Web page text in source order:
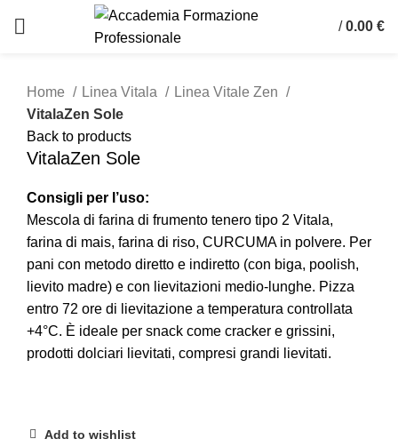
/ 0.00 €
Home
Linea Vitala
Linea Vitale Zen
VitalaZen Sole
Back to products
VitalaZen Sole
Consigli per l’uso:
Mescola di farina di frumento tenero tipo 2 Vitala,
farina di mais, farina di riso, CURCUMA in polvere. Per
pani con metodo diretto e indiretto (con biga, poolish,
lievito madre) e con lievitazioni medio-lunghe. Pizza
entro 72 ore di lievitazione a temperatura controllata
+4°C. È ideale per snack come cracker e grissini,
prodotti dolciari lievitati, compresi grandi lievitati.
Add to wishlist